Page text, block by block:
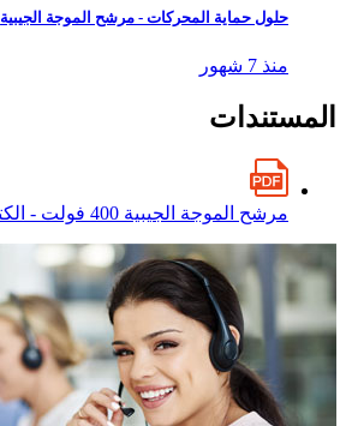
حلول حماية المحركات - مرشح الموجة الجيبية
منذ 7 شهور
المستندات
مرشح الموجة الجيبية 400 فولت - الكتالوج